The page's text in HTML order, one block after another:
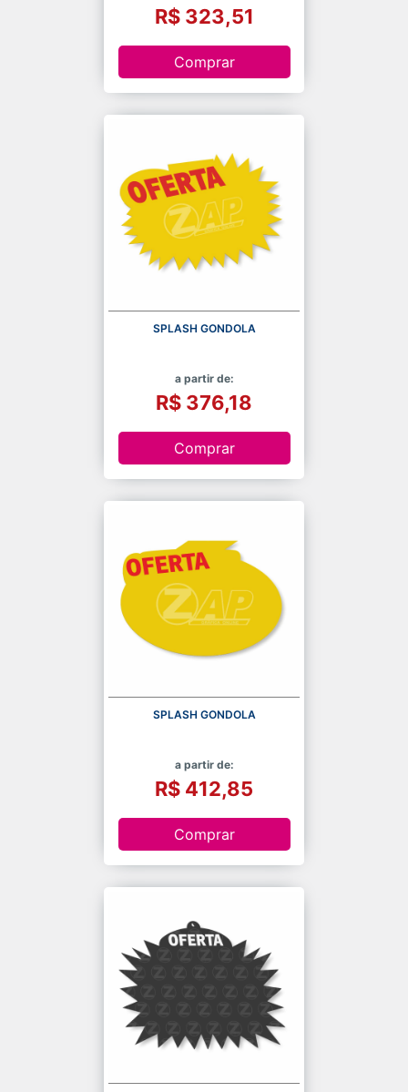
R$ 323,51
Comprar
SPLASH GONDOLA
a partir de:
R$ 376,18
Comprar
SPLASH GONDOLA
a partir de:
R$ 412,85
Comprar